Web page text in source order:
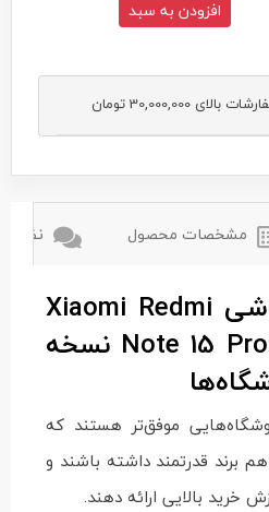
افزودن به سبد
30,000,000 تومان
مشخصات محصول نظرات
فروش عمده گوشی Xiaomi Redmi
Note 15 Pro 256GB RAM8 نسخه
موفق‌تر هستند که
برند قدرتمند داشته باشند و
خرید بالایی ارائه دهند.